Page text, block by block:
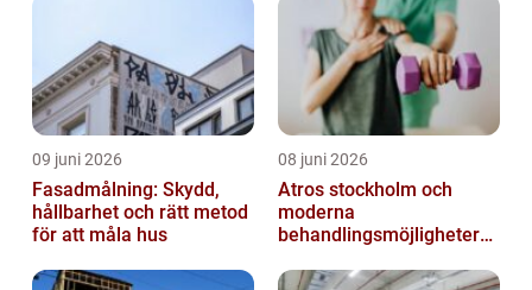
09 juni 2026
Fasadmålning: Skydd,
hållbarhet och rätt metod
för att måla hus
08 juni 2026
Atros stockholm och
moderna
behandlingsmöjligheter